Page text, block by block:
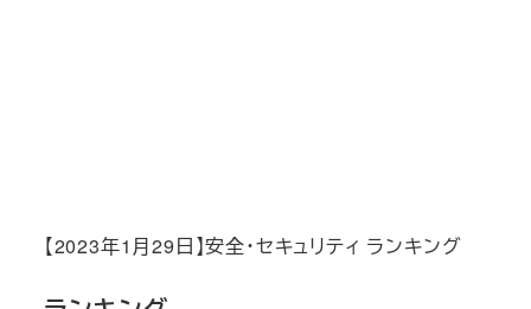
【2023年1月29日】安全・セキュリティ ランキング